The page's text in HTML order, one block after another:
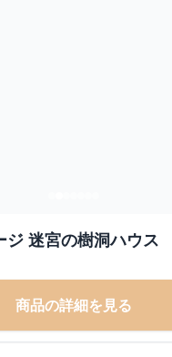
ジ 迷宮の樹洞ハウス
商品の詳細を見る